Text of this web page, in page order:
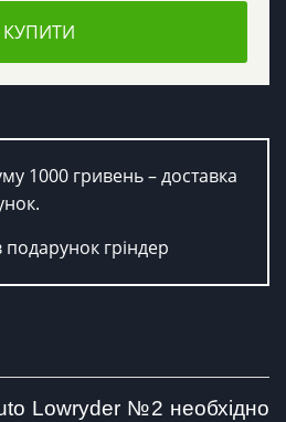
КУПИТИ
1000 гривень – доставка
гріндер
Lowryder №2 необхідно